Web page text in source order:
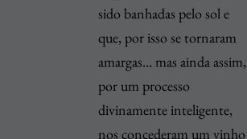
sido banhadas pelo sol e
que, por isso se tornaram
amargas… mas ainda assim,
por um processo
divinamente inteligente,
nos concederam um vinho